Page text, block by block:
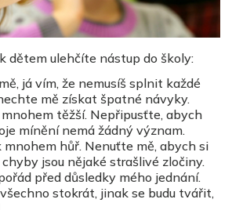
dětem ulehčíte nástup do školy:
já vím, že nemusíš splnit každé
mě získat špatné návyky.
těžší. Nepřipusťte, abych
mínění nemá žádný význam.
mnohem hůř. Nenuťte mě, abych si
jsou nějaké strašlivé zločiny.
před důsledky mého jednání.
stokrát, jinak se budu tvářit,